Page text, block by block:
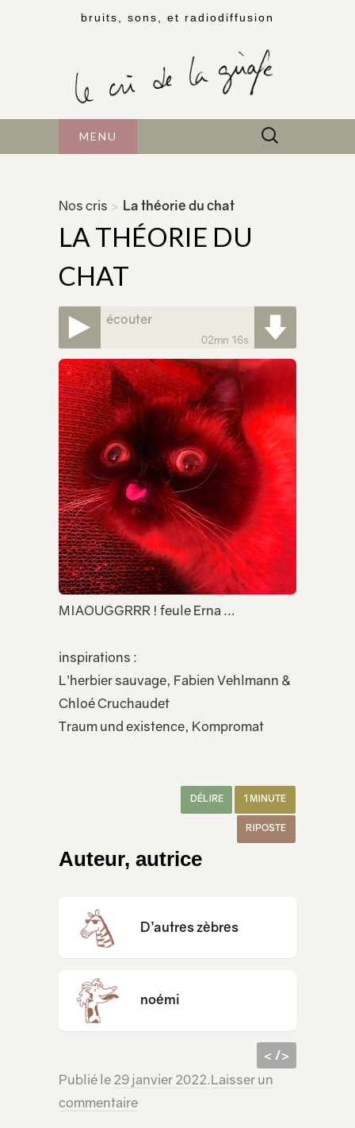
bruits, sons, et radiodiffusion
MENU Rechercher :
Nos cris > La théorie du chat
LA THÉORIE DU
CHAT
écouter
02mn 16s
MIAOUGGRRR ! feule Erna …
inspirations :
L’herbier sauvage, Fabien Vehlmann &
Chloé Cruchaudet
Traum und existence, Kompromat
1 MINUTE
DÉLIRE
RIPOSTE
Auteur, autrice
D’autres zèbres
noémi
< />
code
Publié le 29 janvier 2022.Laisser un
commentaire